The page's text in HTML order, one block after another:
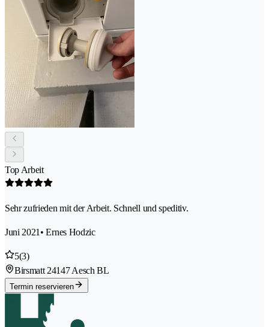
Top Arbeit
Sehr zufrieden mit der Arbeit. Schnell und speditiv.
Juni 2021 • Ernes Hodzic
5(3)
Birsmatt 24147 Aesch BL
Termin reservieren